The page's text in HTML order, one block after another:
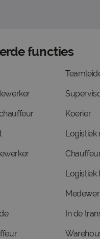
functies
Koerier
Logistiek
Logistiek
In de